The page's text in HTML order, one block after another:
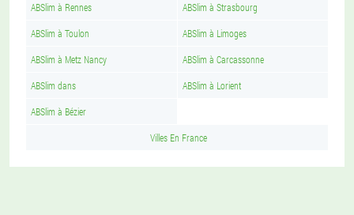
ABSlim à Rennes ABSlim à Strasbourg
ABSlim à Toulon ABSlim à Limoges
ABSlim à Metz Nancy ABSlim à Carcassonne
ABSlim dans ABSlim à Lorient
ABSlim à Bézier
Villes En France